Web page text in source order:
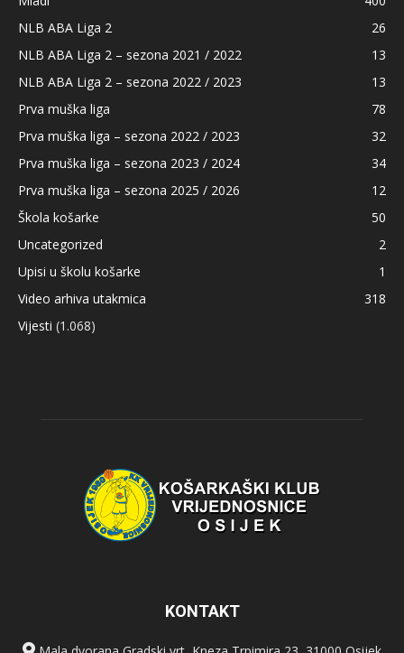
NLB ABA Liga 2
26
NLB ABA Liga 2 – sezona 2021 / 2022
13
NLB ABA Liga 2 – sezona 2022 / 2023
13
Prva muška liga
78
Prva muška liga – sezona 2022 / 2023
32
Prva muška liga – sezona 2023 / 2024
34
Prva muška liga – sezona 2025 / 2026
12
Škola košarke
50
Uncategorized
2
Upisi u školu košarke
1
Video arhiva utakmica
318
Vijesti (1.068)
KONTAKT